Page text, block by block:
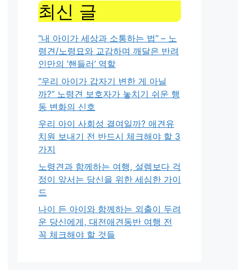
최신 글
“내 아이가 세상과 소통하는 법” – 노
령견/노령묘와 교감하며 깨달은 반려
인만의 ‘핸들러’ 역할
“우리 아이가 갑자기 변한 게 아닐
까?” 노령견 보호자가 놓치기 쉬운 행
동 변화의 신호
우리 아이 사회성 결여일까? 애견유
치원 보내기 전 반드시 체크해야 할 3
가지
노령견과 함께하는 여행, 설렘보다 걱
정이 앞서는 당신을 위한 세심한 가이
드
나이 든 아이와 함께하는 외출이 두려
운 당신에게, 대전애견동반 여행 전
꼭 체크해야 할 것들